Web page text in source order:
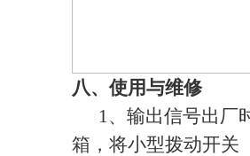
八、使用与维修
1、输出信号出厂
箱，将小型拨动开关